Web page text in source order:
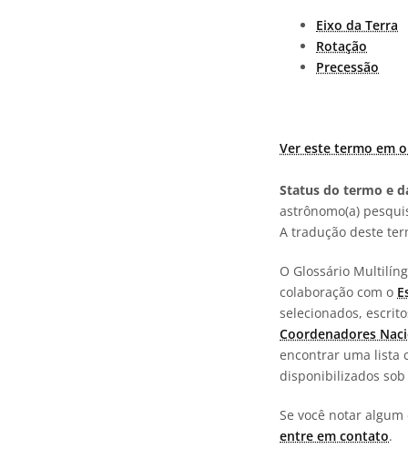
Eixo da Terra
Rotação
Precessão
Ver este termo em
Status do termo e
astrônomo(a)
A tradução deste
O Glossário
colaboração com o
selecionados,
Coordenadores
encontrar uma lista
disponibilizados
Se você notar
entre em contato.